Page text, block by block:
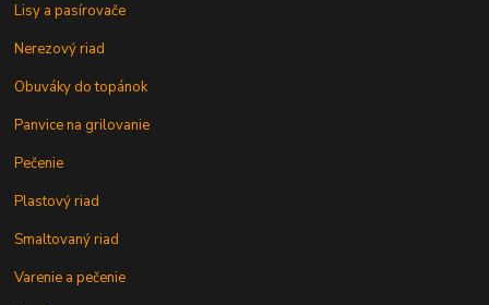
Lisy a pasírovače
Nerezový riad
Obuváky do topánok
Panvice na grilovanie
Pečenie
Plastový riad
Smaltovaný riad
Varenie a pečenie